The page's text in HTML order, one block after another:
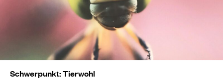
Schwerpunkt: Tierwohl